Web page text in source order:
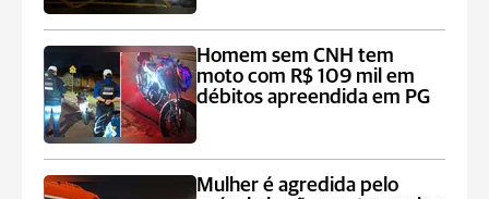
Homem sem CNH tem
moto com R$ 109 mil em
débitos apreendida em PG
Mulher é agredida pelo